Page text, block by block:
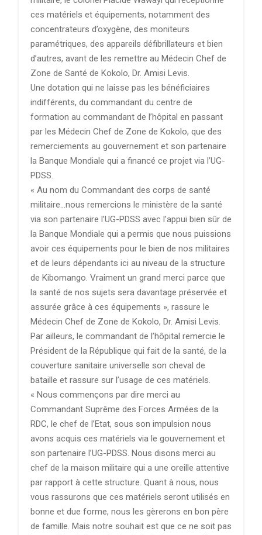
ces matériels et équipements, notamment des
concentrateurs d’oxygène, des moniteurs
paramétriques, des appareils défibrillateurs et bien
d’autres, avant de les remettre au Médecin Chef de
Zone de Santé de Kokolo, Dr. Amisi Levis.
Une dotation qui ne laisse pas les bénéficiaires
indifférents, du commandant du centre de
formation au commandant de l’hôpital en passant
par les Médecin Chef de Zone de Kokolo, que des
remerciements au gouvernement et son partenaire
la Banque Mondiale qui a financé ce projet via l’UG-
PDSS.
« Au nom du Commandant des corps de santé
militaire…nous remercions le ministère de la santé
via son partenaire l’UG-PDSS avec l’appui bien sûr de
la Banque Mondiale qui a permis que nous puissions
avoir ces équipements pour le bien de nos militaires
et de leurs dépendants ici au niveau de la structure
de Kibomango. Vraiment un grand merci parce que
la santé de nos sujets sera davantage préservée et
assurée grâce à ces équipements », rassure le
Médecin Chef de Zone de Kokolo, Dr. Amisi Levis.
Par ailleurs, le commandant de l’hôpital remercie le
Président de la République qui fait de la santé, de la
couverture sanitaire universelle son cheval de
bataille et rassure sur l’usage de ces matériels.
« Nous commençons par dire merci au
Commandant Suprême des Forces Armées de la
RDC, le chef de l’Etat, sous son impulsion nous
avons acquis ces matériels via le gouvernement et
son partenaire l’UG-PDSS. Nous disons merci au
chef de la maison militaire qui a une oreille attentive
par rapport à cette structure. Quant à nous, nous
vous rassurons que ces matériels seront utilisés en
bonne et due forme, nous les gèrerons en bon père
de famille. Mais notre souhait est que ce ne soit pas